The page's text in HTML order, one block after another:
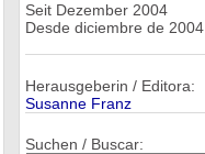
Seit Dezember 2004
Desde diciembre de 2004
Herausgeberin / Editora:
Susanne Franz
Suchen / Buscar: